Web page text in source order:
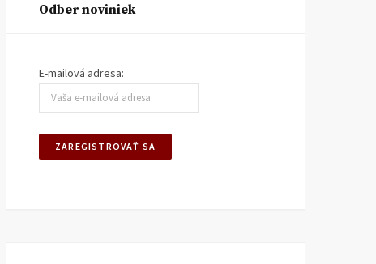
Odber noviniek
E-mailová adresa: